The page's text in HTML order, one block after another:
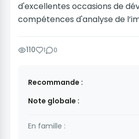
d'excellentes occasions de
compétences d'analyse de
110 1 0
Recommande :
Note globale :
En famille :